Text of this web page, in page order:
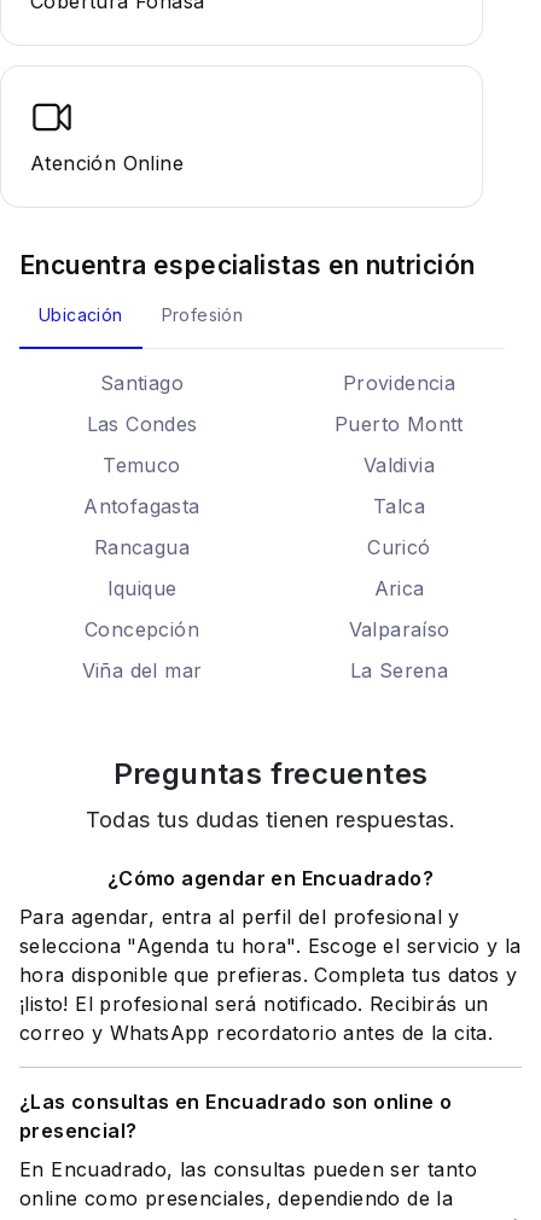
Atención Online
Encuentra especialistas en nutrición
Ubicación Profesión
Santiago
Providencia
Las Condes
Puerto Montt
Temuco
Valdivia
Antofagasta
Talca
Rancagua
Curicó
Iquique
Arica
Concepción
Valparaíso
Viña del mar
La Serena
Preguntas frecuentes
Todas tus dudas tienen respuestas.
¿Cómo agendar en Encuadrado?
Para agendar, entra al perfil del profesional y
selecciona "Agenda tu hora". Escoge el servicio y la
hora disponible que prefieras. Completa tus datos y
¡listo! El profesional será notificado. Recibirás un
correo y WhatsApp recordatorio antes de la cita.
¿Las consultas en Encuadrado son online o
presencial?
En Encuadrado, las consultas pueden ser tanto
online como presenciales, dependiendo de la